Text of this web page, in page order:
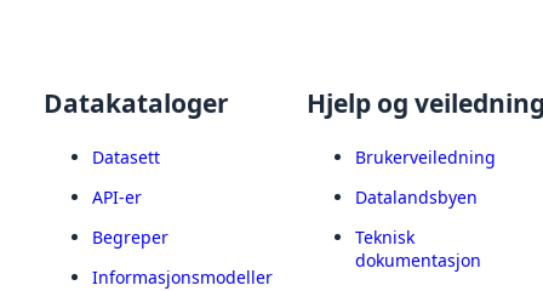
Datakataloger
Datasett
API-er
Begreper
Informasjonsmodeller
Hjelp og
Brukerveiledning
Datalandsbyen
Teknisk
dokumentasjon